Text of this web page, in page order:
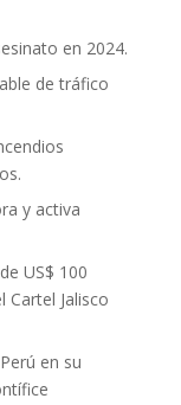
en 2024.
de tráfico
y activa
US$ 100
Jalisco
en su